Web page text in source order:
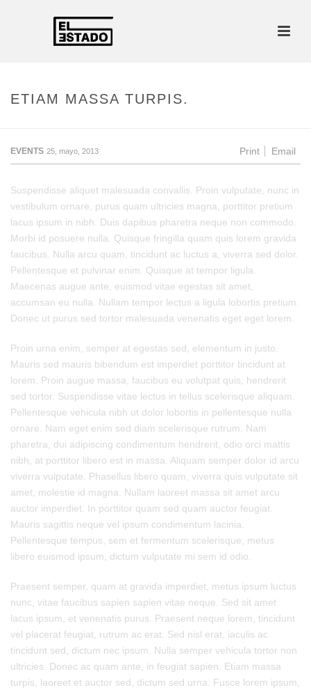
ETIAM MASSA TURPIS.
Print Email
EVENTS 25, mayo, 2013
Suspendisse aliquet malesuada convallis. Proin vulputate, nunc in
vestibulum ornare, purus quam ultricies magna, porttitor pretium
lacus ipsum in nibh. Duis dapibus pharetra neque non commodo.
Morbi id posuere nulla. Quisque fringilla quam quis lorem gravida
faucibus. Nulla arcu quam, tincidunt ac luctus a, viverra sed dolor.
Pellentesque et pulvinar enim. Quisque at tempor ligula.
Maecenas augue ante, euismod vitae egestas sit amet,
accumsan eu nulla. Nullam tempor lectus a ligula lobortis pretium.
Donec ut purus sed tortor malesuada venenatis eget eget lorem.
Proin urna enim, semper at egestas sed, elementum in justo.
Mauris sed mauris bibendum est imperdiet porttitor tincidunt at
lorem. Proin augue massa, faucibus eu volutpat quis, hendrerit
sed tortor. Suspendisse vitae lectus in tellus scelerisque aliquam.
Pellentesque vehicula nibh ut dolor lobortis in pellentesque nulla
ornare. Nam eget enim sed diam scelerisque rutrum. Nam
pharetra, dui adipiscing condimentum hendrerit, odio orci mattis
nibh, at porttitor libero est in massa. Aliquam semper dolor id arcu
viverra vulputate. Phasellus libero quam, viverra quis vulputate sit
amet, molestie id magna. Nullam laoreet massa sit amet arcu
auctor imperdiet. In porttitor quam sed quam auctor feugiat.
Mauris sagittis neque vel ipsum condimentum lacinia.
Pellentesque tempus, sem et fermentum scelerisque, metus
libero euismod ipsum, dictum vulputate mi sem id odio.
Praesent semper, quam at gravida imperdiet, metus ipsum luctus
nunc, vitae faucibus sapien sapien vitae neque. Sed sit amet
lacus ipsum, et venenatis purus. Praesent neque lorem, tincidunt
vel placerat feugiat, rutrum ac erat. Sed nisl erat, iaculis ac
tincidunt sed, dictum nec ipsum. Nulla semper vehicula tortor non
ultricies. Donec ac quam ante, in feugiat sapien. Etiam massa
turpis, laoreet et auctor sed, dictum sed urna. Fusce lorem ipsum,